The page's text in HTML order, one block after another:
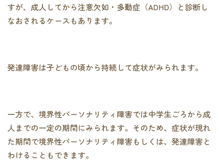
すが、成人してから注意欠如・多動症（ADHD）と診断し
なおされるケースもあります。
発達障害は子どもの頃から持続して症状がみられます。
一方で、境界性パーソナリティ障害では中学生ごろから成
人までの一定の期間にみられます。そのため、症状が現れ
た期間で境界性パーソナリティ障害もしくは、発達障害と
わけることもできます。